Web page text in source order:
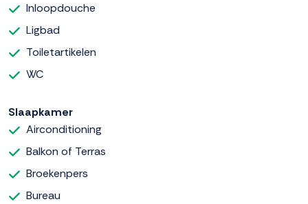
Inloopdouche
Ligbad
Toiletartikelen
WC
Slaapkamer
Airconditioning
Balkon of Terras
Broekenpers
Bureau